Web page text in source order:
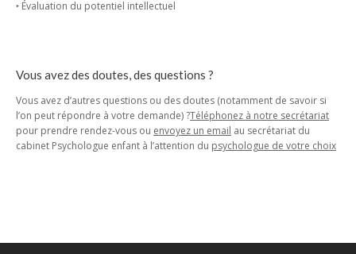
‣ Évaluation du potentiel intellectuel
Vous avez des doutes, des questions ?
Vous avez d’autres questions ou des doutes (notamment de savoir si
l’on peut répondre à votre demande) ?Téléphonez à notre secrétariat
pour prendre rendez-vous ou envoyez un email au secrétariat du
cabinet Psychologue enfant à l’attention du psychologue de votre choix